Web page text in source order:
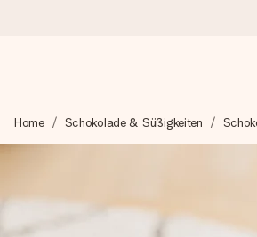
Wir bereiten dein Geschenk sorgfältig
zählt.
4,8 (basierend auf +15.000
Home Schokolade & Süßigkeiten